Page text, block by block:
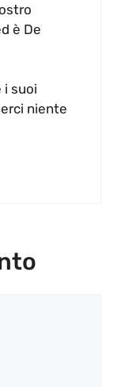
è De
i suoi
niente